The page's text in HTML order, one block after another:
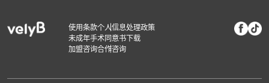
使用条款个人信息处理政策
未成年手术同意书下载
加盟咨询合作咨询